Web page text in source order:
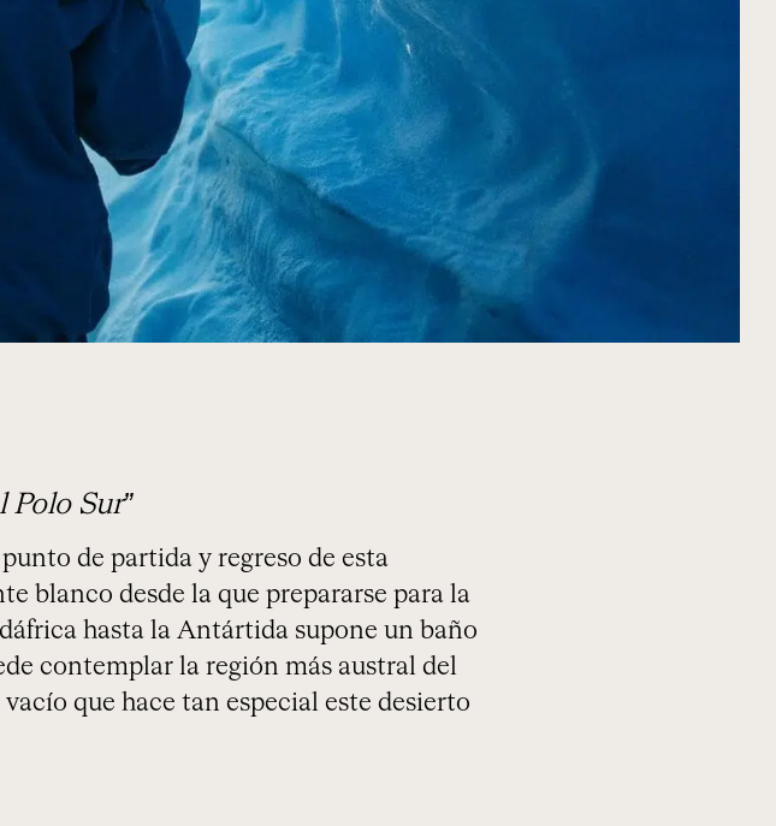
Polo Sur”
de partida y regreso de esta
blanco desde la que prepararse para la
hasta la Antártida supone un baño
contemplar la región más austral del
que hace tan especial este desierto